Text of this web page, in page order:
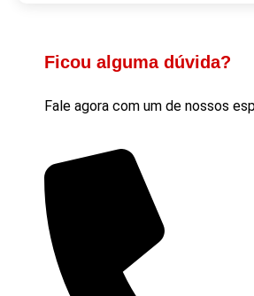
Ficou alguma dúvida?
Fale agora com um de nossos